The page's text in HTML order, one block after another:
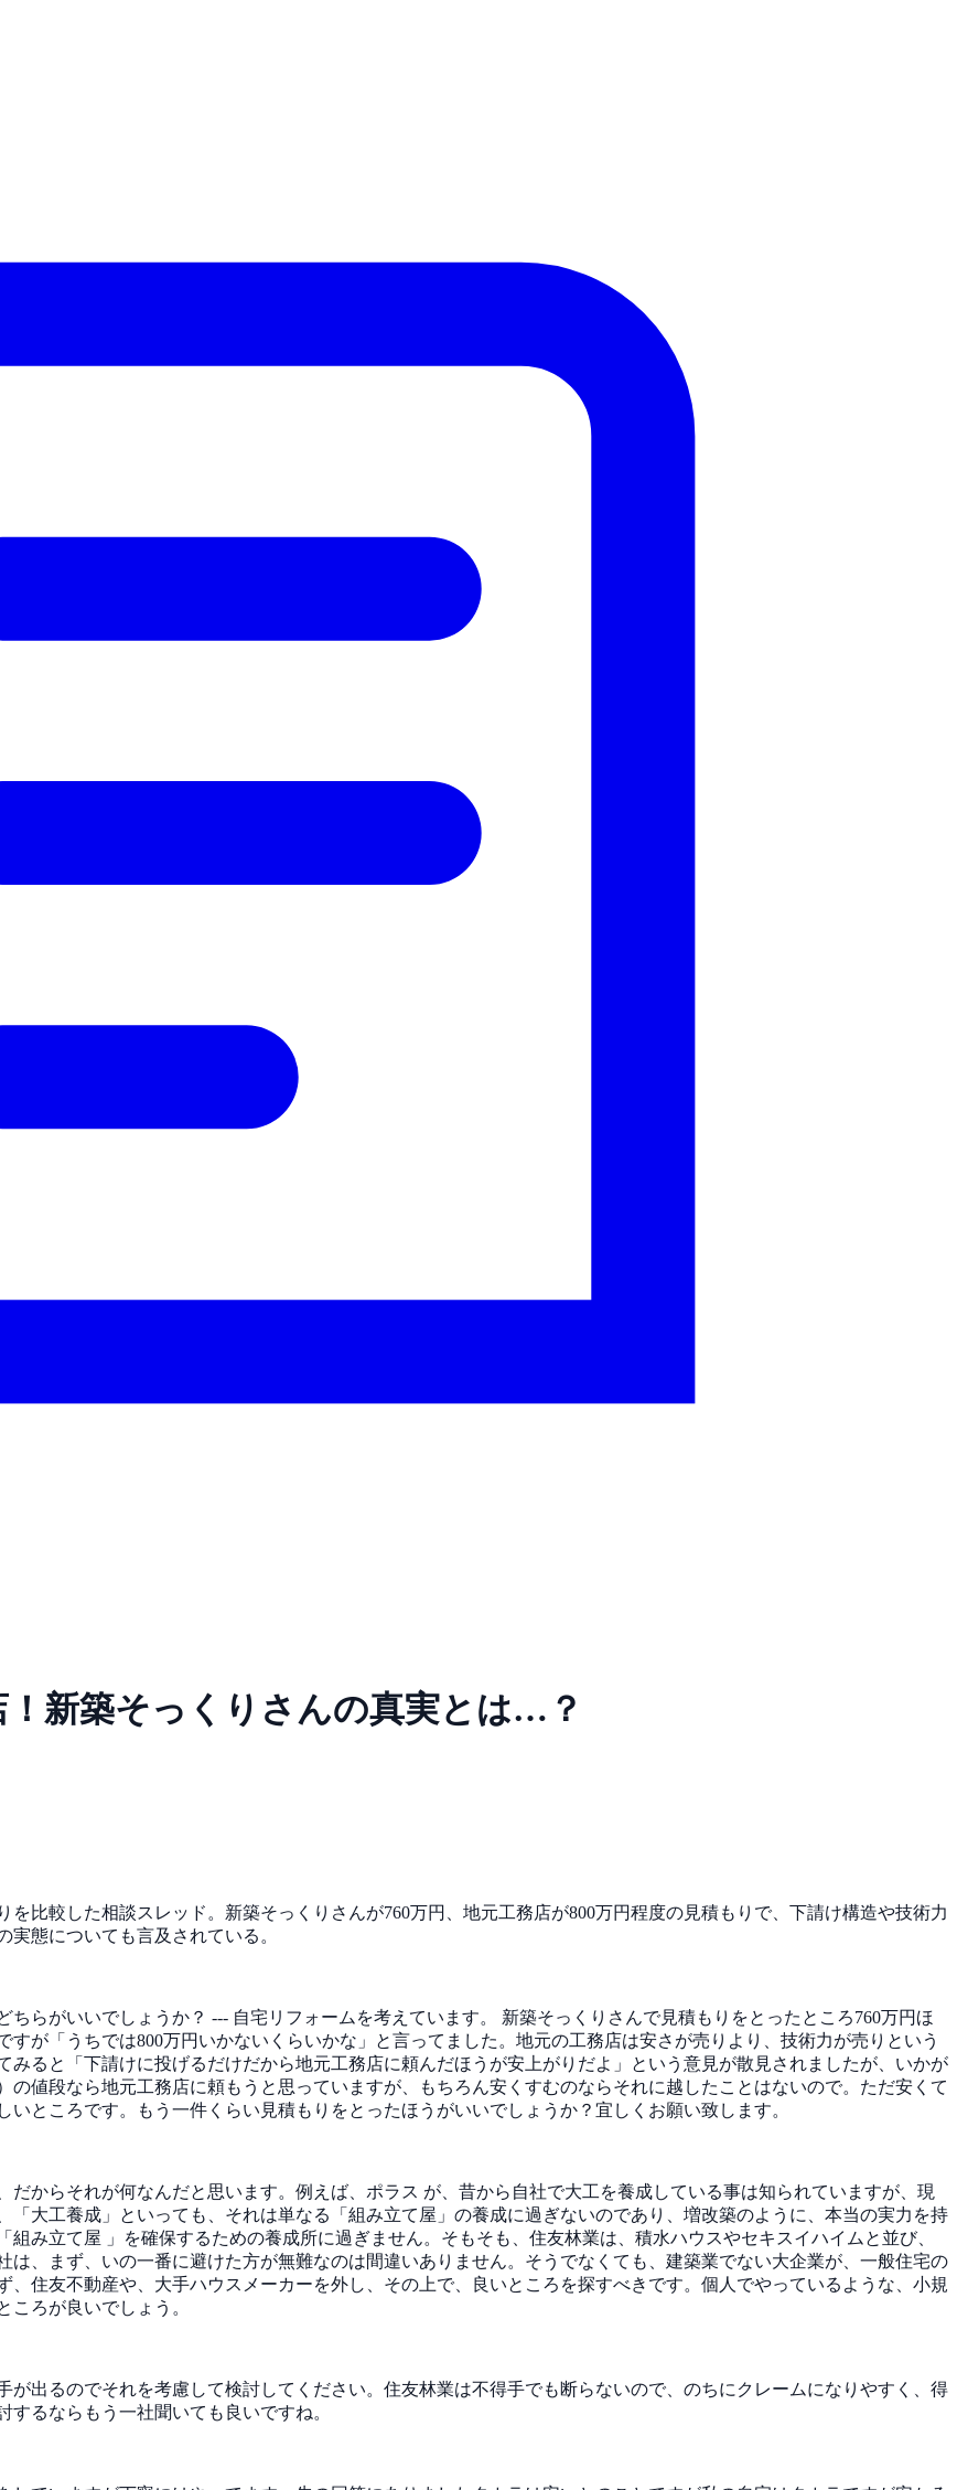
！新築そっくりさんの真実とは…？
比較した相談スレッド。新築そっくりさんが760万円、地元工務店が800万円程度の見積もりで、下請け構造や技術力
態についても言及されている。
ちらがいいでしょうか？ --- 自宅リフォームを考えています。 新築そっくりさんで見積もりをとったところ760万円ほ
が「うちでは800万円いかないくらいかな」と言ってました。地元の工務店は安さが売りより、技術力が売りという
ると「下請けに投げるだけだから地元工務店に頼んだほうが安上がりだよ」という意見が散見されましたが、いかが
値段なら地元工務店に頼もうと思っていますが、もちろん安くすむのならそれに越したことはないので。ただ安くて
ところです。もう一件くらい見積もりをとったほうがいいでしょうか？宜しくお願い致します。
からそれが何なんだと思います。例えば、ポラス が、昔から自社で大工を養成している事は知られていますが、現
大工養成」といっても、それは単なる「組み立て屋」の養成に過ぎないのであり、増改築のように、本当の実力を持
み立て屋 」を確保するための養成所に過ぎません。そもそも、住友林業は、積水ハウスやセキスイハイムと並び、
、まず、いの一番に避けた方が無難なのは間違いありません。そうでなくても、建築業でない大企業が、一般住宅の
住友不動産や、大手ハウスメーカーを外し、その上で、良いところを探すべきです。個人でやっているような、小規
ろが良いでしょう。
出るのでそれを考慮して検討してください。住友林業は不得手でも断らないので、のちにクレームになりやすく、得
るならもう一社聞いても良いですね。